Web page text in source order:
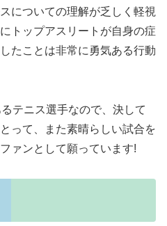
についての理解が乏しく軽視
トップアスリートが自身の症
たことは非常に勇気ある行動
テニス選手なので、決して
って、また素晴らしい試合を
ァンとして願っています!